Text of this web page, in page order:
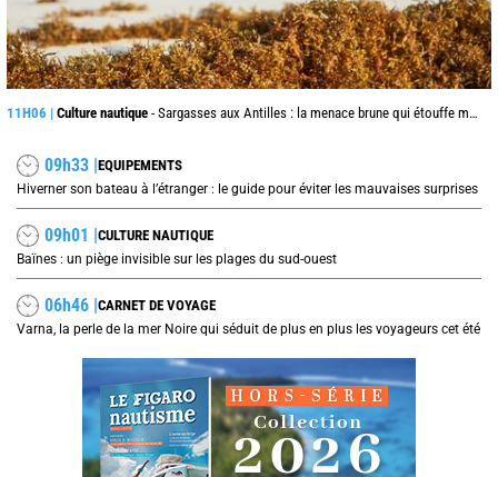
11H06 | Culture nautique - Sargasses aux Antilles : la menace brune qui étouffe même les moteurs
09h33 |EQUIPEMENTS
Hiverner son bateau à l’étranger : le guide pour éviter les mauvaises surprises
09h01 |CULTURE NAUTIQUE
Baïnes : un piège invisible sur les plages du sud-ouest
06h46 |CARNET DE VOYAGE
Varna, la perle de la mer Noire qui séduit de plus en plus les voyageurs cet été